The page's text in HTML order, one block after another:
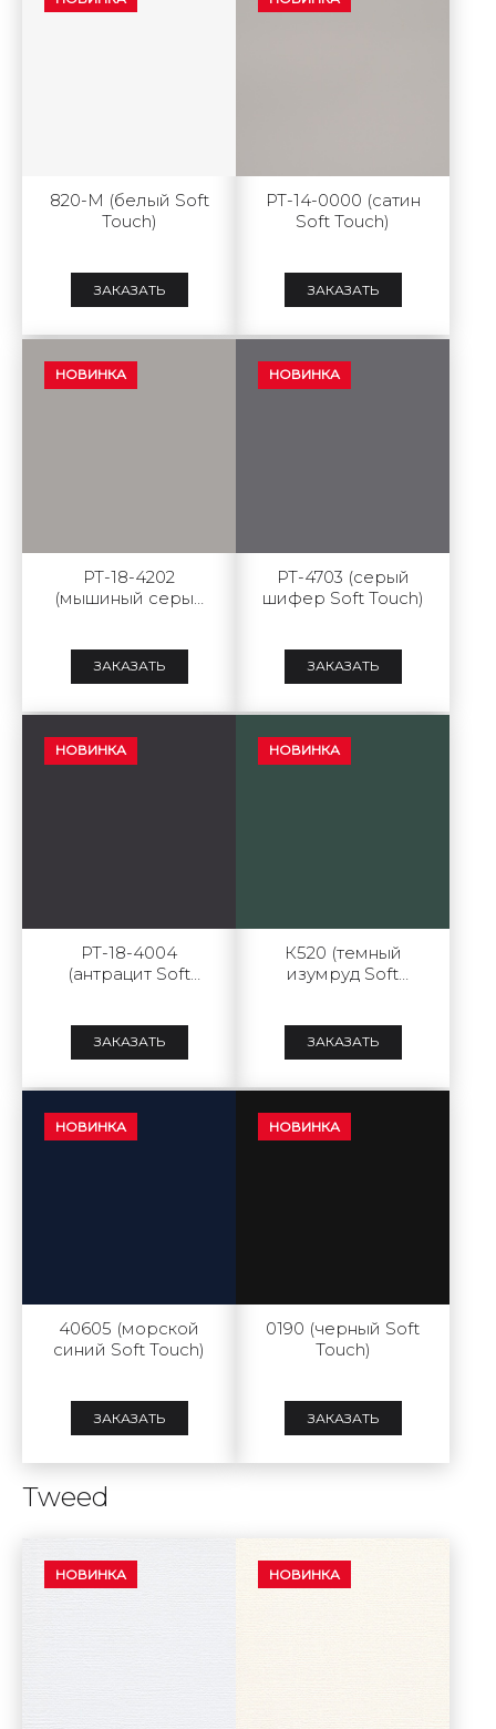
820-М (белый Soft
Touch)
ЗАКАЗАТЬ
РТ-14-0000 (сатин
Soft Touch)
ЗАКАЗАТЬ
НОВИНКА
РТ-18-4202
(мышиный серый
ЗАКАЗАТЬ
НОВИНКА
РТ-4703 (серый
шифер Soft Touch)
ЗАКАЗАТЬ
НОВИНКА
РТ-18-4004
(антрацит Soft
ЗАКАЗАТЬ
НОВИНКА
К520 (темный
изумруд Soft
ЗАКАЗАТЬ
НОВИНКА
40605 (морской
синий Soft Touch)
ЗАКАЗАТЬ
НОВИНКА
0190 (черный Soft
Touch)
ЗАКАЗАТЬ
Tweed
НОВИНКА НОВИНКА